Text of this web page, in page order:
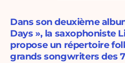
Dans son deuxième
Days », la saxophoniste
propose un répertoire
grands songwriters des